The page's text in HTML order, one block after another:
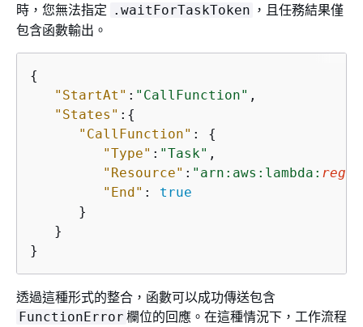
時，您無法指定 .waitForTaskToken ，且任務結果僅
包含函數輸出。
{
"StartAt" : "CallFunction" ,
"States" : {
"CallFunction" : {
"Type" : "Task" ,
"Resource" : "arn:aws:lambda:
"End" : true
      }
   }
}
透過這種形式的整合，函數可以成功傳送包含
FunctionError 欄位的回應。在這種情況下，工作流程